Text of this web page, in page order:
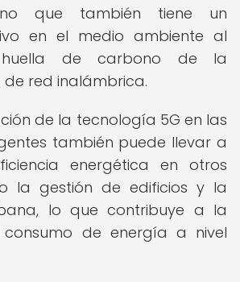
que también tiene un
en el medio ambiente al
de carbono de la
red inalámbrica.
de la tecnología 5G en las
también puede llevar a
energética en otros
la gestión de edificios y la
lo que contribuye a la
de energía a nivel